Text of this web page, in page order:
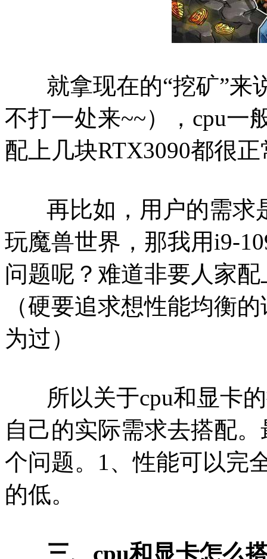
就拿现在的“挖矿”来
不打一处来~~），cpu一
配上几块RTX3090都很正
再比如，用户的需求
玩魔兽世界，那我用i9-
问题呢？难道非要人家
（硬要追求想性能均衡
为过）
所以关于cpu和显卡的
自己的实际需求去搭配
个问题。1、性能可以完
的低。
三、cpu和显卡怎么